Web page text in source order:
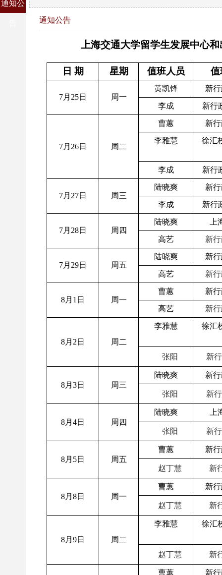
通知公
通知公告
上海交通大学留学生发展中心和
日 期 星期 值班人员 值
7月25日 周一
黄凯锋 新
李成 新行
7月26日 周二
曹蕙 新
李雅慧
徐汇
李成 新行
7月27日 周三
陆晓爽 新
李成 新行
7月28日 周四
陆晓爽
高艺 新
7月29日 周五
陆晓爽 新
高艺 新
8月1日 周一
曹蕙 新
高艺 新
8月2日 周二
李雅慧
徐汇
张阳 新
8月3日 周三
陆晓爽 新
张阳 新
8月4日 周四
陆晓爽
张阳 新
8月5日 周五
曹蕙 新
赵丁慧 新
8月8日 周一
曹蕙 新
赵丁慧 新
8月9日 周二
李雅慧
徐汇
赵丁慧 新
曹蕙 新